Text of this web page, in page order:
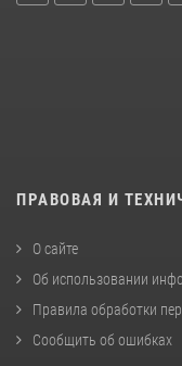
ПРАВОВАЯ И
О сайте
Об использовании
Правила обработки
Сообщить об ошибках